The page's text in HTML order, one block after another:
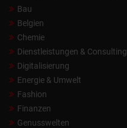
Bau
Belgien
Chemie
Dienstleistungen & Consulting
Digitalisierung
Energie & Umwelt
Fashion
Finanzen
Genusswelten